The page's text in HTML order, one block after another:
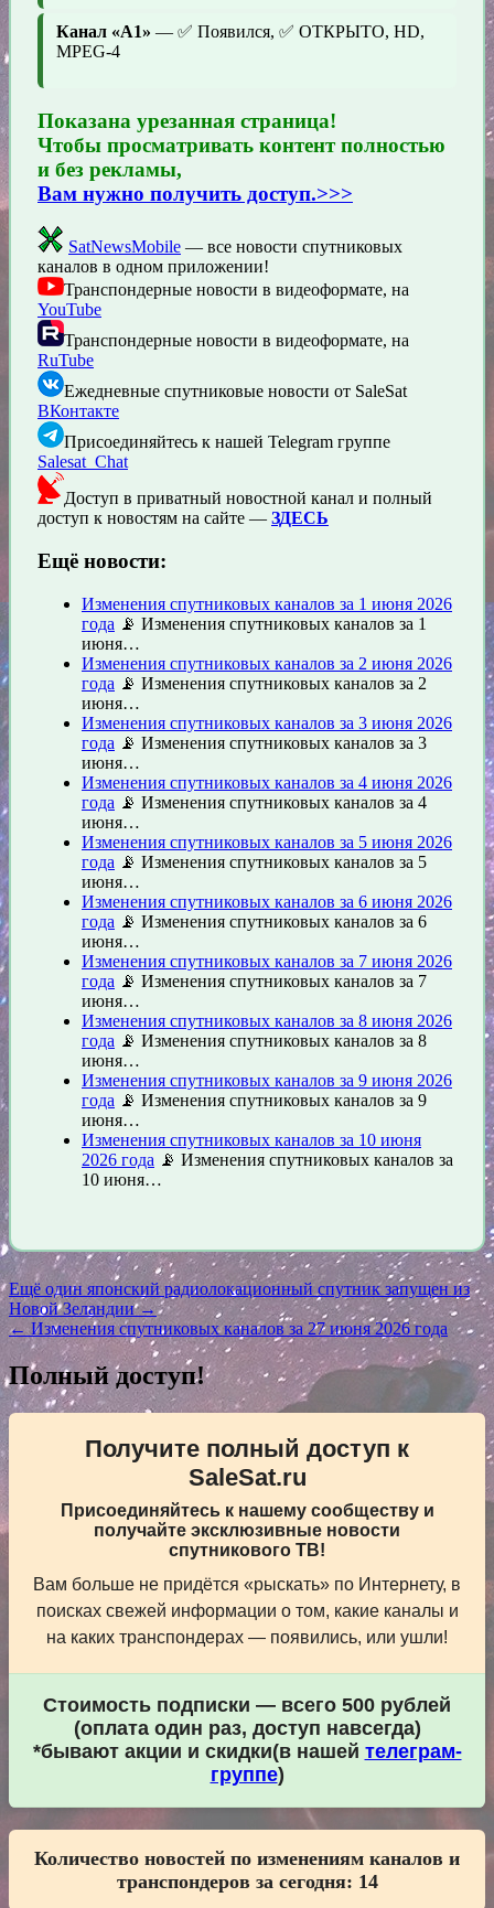
Канал «A1» — ✅ Появился, ✅ ОТКРЫТО, HD,
MPEG-4
Показана урезанная страница!
Чтобы просматривать контент полностью
и без рекламы,
Вам нужно получить доступ.>>>
SatNewsMobile — все новости спутниковых
каналов в одном приложении!
Транспондерные новости в видеоформате, на
YouTube
Транспондерные новости в видеоформате, на
RuTube
Ежедневные спутниковые новости от SaleSat
ВКонтакте
Присоединяйтесь к нашей Telegram группе
Salesat_Chat
Доступ в приватный новостной канал и полный
доступ к новостям на сайте — ЗДЕСЬ
Ещё новости:
Изменения спутниковых каналов за 1 июня 2026
года 📡 Изменения спутниковых каналов за 1
июня…
Изменения спутниковых каналов за 2 июня 2026
года 📡 Изменения спутниковых каналов за 2
июня…
Изменения спутниковых каналов за 3 июня 2026
года 📡 Изменения спутниковых каналов за 3
июня…
Изменения спутниковых каналов за 4 июня 2026
года 📡 Изменения спутниковых каналов за 4
июня…
Изменения спутниковых каналов за 5 июня 2026
года 📡 Изменения спутниковых каналов за 5
июня…
Изменения спутниковых каналов за 6 июня 2026
года 📡 Изменения спутниковых каналов за 6
июня…
Изменения спутниковых каналов за 7 июня 2026
года 📡 Изменения спутниковых каналов за 7
июня…
Изменения спутниковых каналов за 8 июня 2026
года 📡 Изменения спутниковых каналов за 8
июня…
Изменения спутниковых каналов за 9 июня 2026
года 📡 Изменения спутниковых каналов за 9
июня…
Изменения спутниковых каналов за 10 июня
2026 года 📡 Изменения спутниковых каналов за
10 июня…
Навигация
по
записям
Ещё один японский радиолокационный спутник запущен из
Новой Зеландии →
← Изменения спутниковых каналов за 27 июня 2026 года
Полный доступ!
Получите полный доступ к
SaleSat.ru
Присоединяйтесь к нашему сообществу и
получайте эксклюзивные новости
спутникового ТВ!
Вам больше не придётся «рыскать» по Интернету, в
поисках свежей информации о том, какие каналы и
на каких транспондерах — появились, или ушли!
Стоимость подписки — всего 500 рублей
(оплата один раз, доступ навсегда)
*бывают акции и скидки(в нашей телеграм-
группе)
Количество новостей по изменениям каналов и
транспондеров за сегодня: 14